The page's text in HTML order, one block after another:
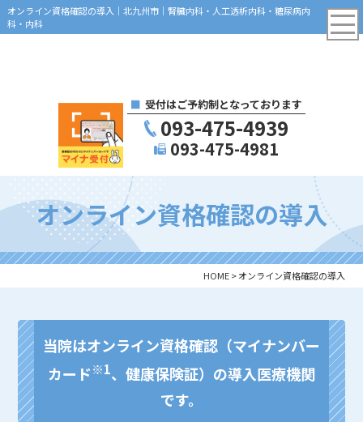
オンライン資格確認の導入｜北九州市｜腎臓内科・人工透析内科・糖尿病内
科・内科
受付はご予約制となっております
093-475-4939
093-475-4981
オンライン資格確認の導入
HOME>オンライン資格確認の導入
当院はオンライン資格確認（マイナンバー
カード※1、健康保険証）の導入医療機関
です。